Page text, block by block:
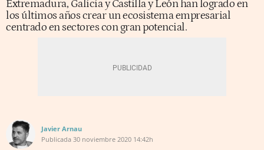
Extremadura, Galicia y Castilla y León han logrado en
los últimos años crear un ecosistema empresarial
centrado en sectores con gran potencial.
Javier Arnau
Publicada 30 noviembre 2020 14:42h